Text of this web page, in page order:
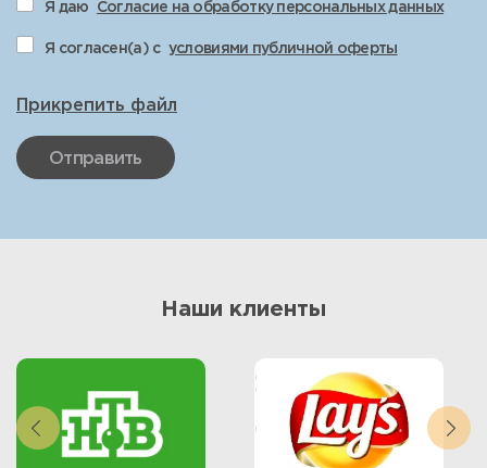
Я даю Согласие на обработку персональных данных
Я согласен(а) с условиями публичной оферты
Прикрепить файл
Отправить
Наши клиенты